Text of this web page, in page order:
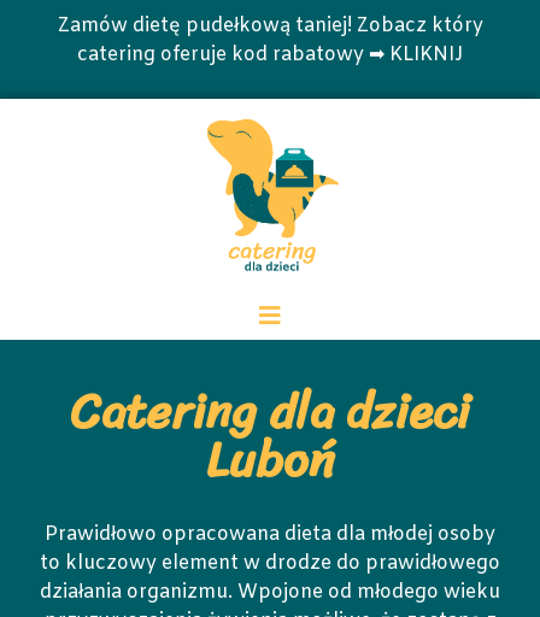
Zamów dietę pudełkową taniej! Zobacz który
catering oferuje kod rabatowy ➡ KLIKNIJ
Catering dla dzieci
Luboń
Prawidłowo opracowana dieta dla młodej osoby
to kluczowy element w drodze do prawidłowego
działania organizmu. Wpojone od młodego wieku